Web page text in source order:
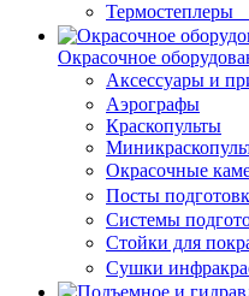
Термостеплеры
Окрасочное
Аксессуары и
Аэрографы
Краскопульты
Окрасочные
Посты
Системы
Стойки для
Сушки